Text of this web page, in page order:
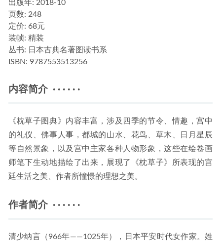
出版年: 2018-10
页数: 248
定价: 68元
装帧: 精装
丛书: 日本古典名著图读书系
ISBN: 9787553513256
内容简介 · · · · · ·
《枕草子图典》内容丰富，涉及四季的节令、情趣，宫中
的礼仪、佛事人事，都城的山水、花鸟、草木、日月星辰
等自然景象，以及宫中主家各种人物形象，这些在绘卷画
师笔下生动地描绘了出来，展现了《枕草子》所表现的宫
廷生活之美、作者所憧憬的理想之美。
作者简介 · · · · · ·
清少纳言（966年——1025年），日本平安时代女作家。姓